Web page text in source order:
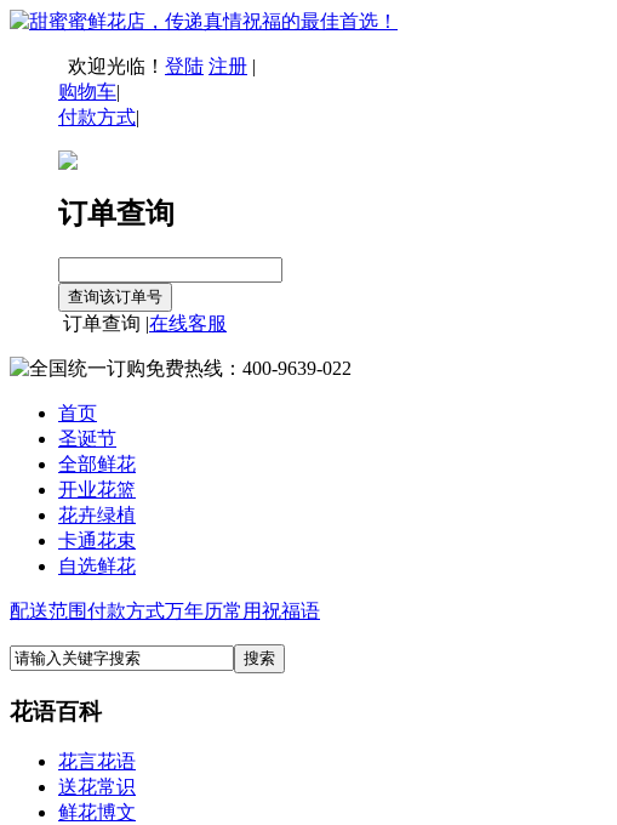
欢迎光临！ 登陆 注册 |
购物车|
付款方式|
订单查询
订单查询 |在线客服
首页
圣诞节
全部鲜花
开业花篮
花卉绿植
卡通花束
自选鲜花
配送范围付款方式万年历常用祝福语
花语百科
花言花语
送花常识
鲜花博文